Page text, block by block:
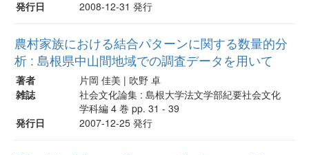
発行日
2008-12-31 発行
農村家族における結合パターンに関する数量的分
析 : 島根県中山間地域での調査データを用いて
著者
片岡 佳美 | 吹野 卓
雑誌
社会文化論集 : 島根大学法文学部紀要社会文化
学科編 4 巻 pp. 31 - 39
発行日
2007-12-25 発行